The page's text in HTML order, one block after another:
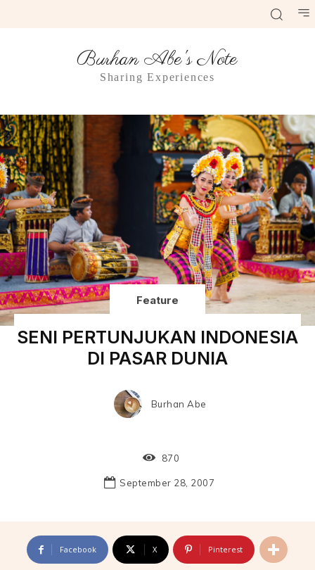
Burhan Abe's Note
Sharing Experiences
Feature
SENI PERTUNJUKAN INDONESIA
DI PASAR DUNIA
Burhan Abe
870
September 28, 2007
Facebook X Pinterest